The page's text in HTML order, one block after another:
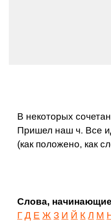
В некоторых
Пришел наш ч. Все
(как положено, как
Слова,
Г Д Е Ж З И Й К Л М